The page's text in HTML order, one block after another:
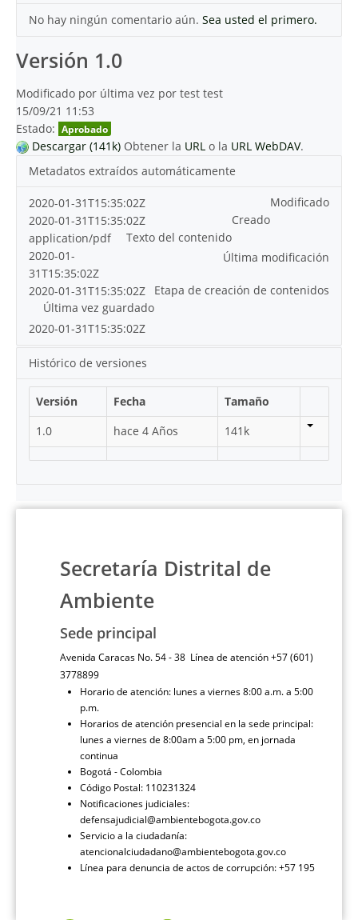
No hay ningún comentario aún. Sea usted el primero.
Versión 1.0
Modificado por última vez por test test
15/09/21 11:53
Estado: Aprobado
Descargar (141k) Obtener la URL o la URL WebDAV.
Metadatos extraídos automáticamente
Modificado
2020-01-31T15:35:02Z
Creado
2020-01-31T15:35:02Z
Texto del contenido
application/pdf
Última modificación
2020-01-
31T15:35:02Z
Etapa de creación de contenidos
2020-01-31T15:35:02Z
Última vez guardado
2020-01-31T15:35:02Z
Histórico de versiones
Versión Fecha
Tamaño
1.0
hace 4 Años 141k
Secretaría Distrital de
Ambiente
Sede principal
Avenida Caracas No. 54 - 38 Línea de atención +57 (601)
3778899
Horario de atención: lunes a viernes 8:00 a.m. a 5:00
p.m.
Horarios de atención presencial en la sede principal:
lunes a viernes de 8:00am a 5:00 pm, en jornada
continua
Bogotá - Colombia
Código Postal: 110231324
Notificaciones judiciales:
defensajudicial@ambientebogota.gov.co
Servicio a la ciudadanía:
atencionalciudadano@ambientebogota.gov.co
Línea para denuncia de actos de corrupción: +57 195